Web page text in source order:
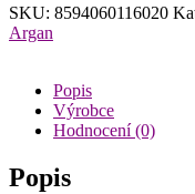
SKU: 8594060116020
Argan
Popis
Výrobce
Hodnocení (0)
Popis